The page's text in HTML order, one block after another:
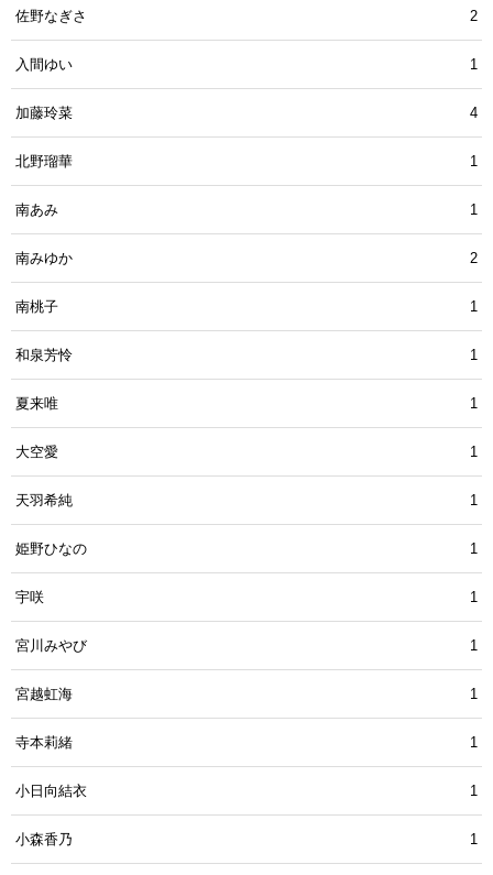
佐野なぎさ 2
入間ゆい 1
加藤玲菜 4
北野瑠華 1
南あみ 1
南みゆか 2
南桃子 1
和泉芳怜 1
夏来唯 1
大空愛 1
天羽希純 1
姫野ひなの 1
宇咲 1
宮川みやび 1
宮越虹海 1
寺本莉緒 1
小日向結衣 1
小森香乃 1